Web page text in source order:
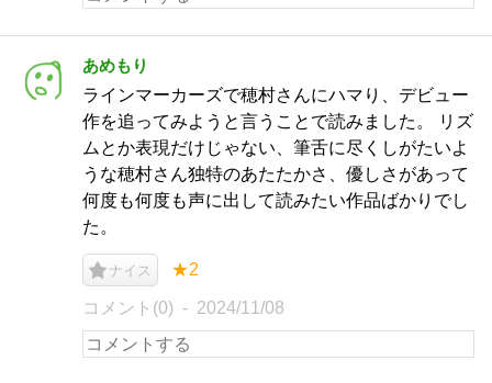
あめもり
ラインマーカーズで穂村さんにハマり、デビュー
作を追ってみようと言うことで読みました。 リズ
ムとか表現だけじゃない、筆舌に尽くしがたいよ
うな穂村さん独特のあたたかさ、優しさがあって
何度も何度も声に出して読みたい作品ばかりでし
た。
ナイス ★2
コメント(0) 2024/11/08